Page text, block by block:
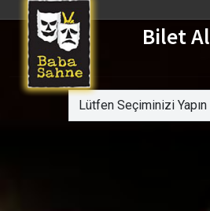
Bilet Al